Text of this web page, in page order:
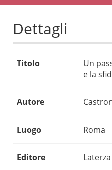
Dettagli
Titolo
Un
e la
Autore
Luogo Roma
Editore Laterza